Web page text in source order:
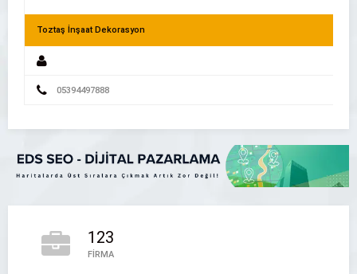
Toztaş İnşaat Dekorasyon
05394497888
Adana Pet Kuaför – İlk Pati
123
FİRMA